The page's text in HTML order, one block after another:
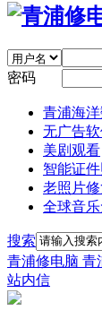
密码
青浦海
无广告
美剧观看
智能证
老照片修
全球音
搜索
青浦修电脑 青
站内信